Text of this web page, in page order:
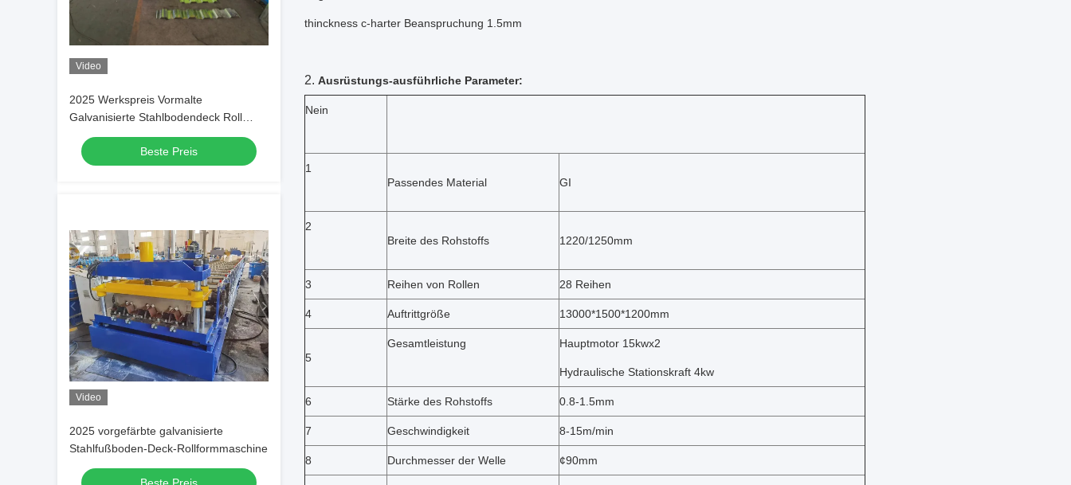
Video
2025 Werkspreis Vormalte
Galvanisierte Stahlbodendeck Roll
Formierung Maschine
Beste Preis
Video
2025 vorgefärbte galvanisierte
Stahlfußboden-Deck-Rollformmaschine
thinckness c-harter Beanspruchung 1.5mm
2. Ausrüstungs-ausführliche Parameter:
Nein
1
Passendes Material
GI
2
Breite des Rohstoffs
1220/1250mm
3 Reihen von Rollen 28 Reihen
4 Auftrittgröße 13000*1500*1200mm
5
Gesamtleistung Hauptmotor 15kwx2
Hydraulische Stationskraft 4kw
6 Stärke des Rohstoffs 0.8-1.5mm
7 Geschwindigkeit 8-15m/min
8 Durchmesser der Welle ¢90mm